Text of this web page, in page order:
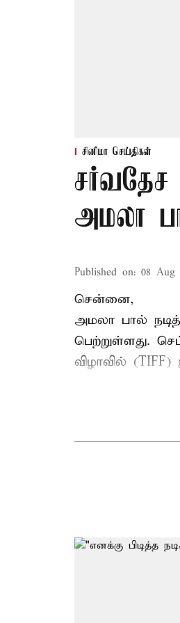
சினிமா செய்திகள்
சர்வதேச
அமலா
Published on: 08 Aug
சென்னை,
அமலா பால்
பெற்றுள்ளது.
விழாவில் (TIFF)